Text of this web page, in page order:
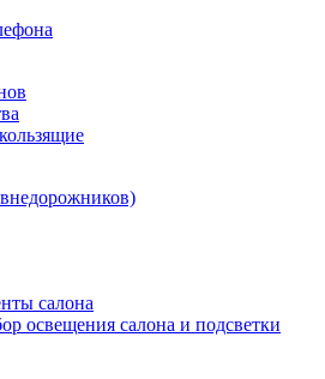
салона
освещения салона и подсветки